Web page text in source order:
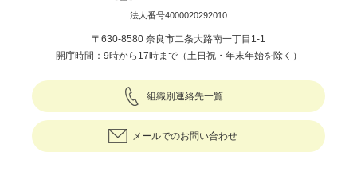
法人番号4000020292010
〒630-8580 奈良市二条大路南一丁目1-1
開庁時間：9時から17時まで（土日祝・年末年始を除く）
組織別連絡先一覧
メールでのお問い合わせ